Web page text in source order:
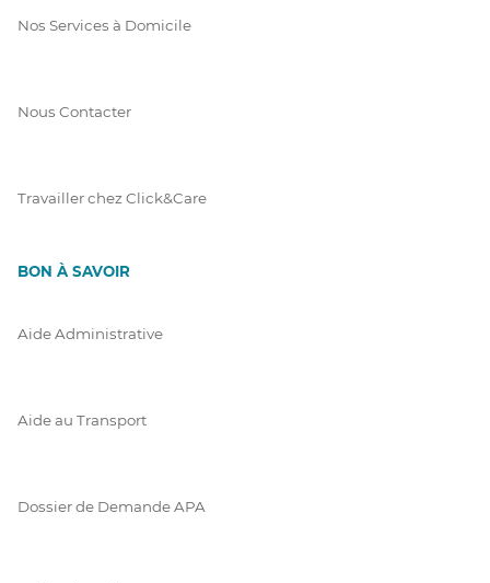
Nos Services à Domicile
Nous Contacter
Travailler chez Click&Care
BON À SAVOIR
Aide Administrative
Aide au Transport
Dossier de Demande APA